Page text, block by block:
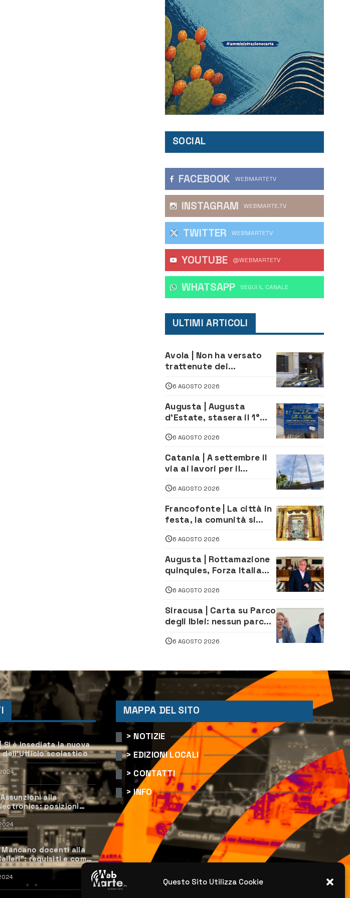
Questo Sito Utilizza Cookie
SOCIAL
FACEBOOK WEBMARTETV
INSTAGRAM WEBMARTE.TV
TWITTER WEBMARTETV
YOUTUBE @WEBMARTETV
WHATSAPP ‎SEGUI IL CANALE
ULTIMI ARTICOLI
Avola | Non ha versato
trattenute dei
oltre 700 mila euro a
imprenditore della
climatizzazione
6 AGOSTO 2026
Augusta | Augusta
d’Estate, stasera il 1°
le Stelle: piazza
D’Astorga già sold out
6 AGOSTO 2026
Catania | A settembre il
via ai lavori per il
sud del porto
6 AGOSTO 2026
Francofonte | La città in
festa, la comunità si
della Neve tra fede e
tradizione
6 AGOSTO 2026
Augusta | Rottamazione
quinquies, Forza Italia
«La proposta è nostra»
6 AGOSTO 2026
Siracusa | Carta su Parco
degli Iblei: nessun parco
comunità e il territorio
6 AGOSTO 2026
Si è insediata la nuova
scolastico
alla
posizioni
candidarsi
Mancano docenti alla
requisiti e come
MAPPA DEL SITO
> NOTIZIE
> EDIZIONI LOCALI
> CONTATTI
> INFO